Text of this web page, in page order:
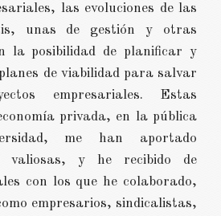
las evoluciones de las
unas de gestión y otras
la posibilidad de planificar y
de viabilidad para salvar
empresariales. Estas
privada, en la pública
me han aportado
valiosas, y he recibido de
con los que he colaborado,
empresarios, sindicalistas,